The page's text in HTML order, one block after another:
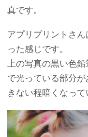
真です。
アプリプリントさ
った感じです。
上の写真の黒い色
で光っている部分
きない程暗くなって